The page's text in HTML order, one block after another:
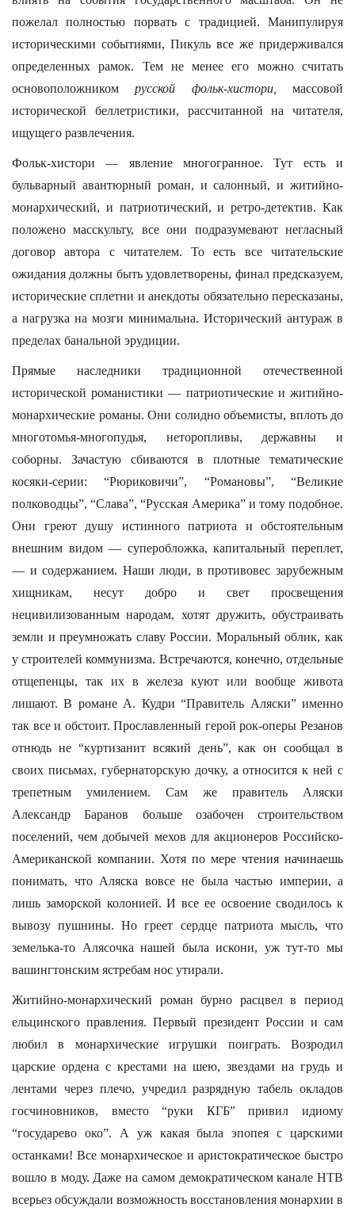
пожелал полностью порвать с традицией. Манипулируя
историческими событиями, Пикуль все же придерживался
определенных рамок. Тем не менее его можно считать
основоположникомрусской фольк-хистори,
массовой
исторической беллетристики, рассчитанной на читателя,
ищущего развлечения.
Фольк-хистори — явление многогранное. Тут есть и
бульварный авантюрный роман, и салонный, и житийно-
монархический, и патриотический, и ретро-детектив. Как
положено масскульту, все они подразумевают негласный
договор автора с читателем. То есть все читательские
ожидания должны быть удовлетворены, финал предсказуем,
исторические сплетни и анекдоты обязательно пересказаны,
а нагрузка на мозги минимальна. Исторический антураж в
пределах банальной эрудиции.
Прямые наследники традиционной отечественной
исторической романистики — патриотические и житийно-
монархические романы. Они солидно объемисты, вплоть до
многотомья-многопудья, неторопливы, державны и
соборны. Зачастую сбиваются в плотные тематические
косяки-серии: “Рюриковичи”, “Романовы”, “Великие
полководцы”, “Слава”, “Русская Америка” и тому подобное.
Они греют душу истинного патриота и обстоятельным
внешним видом — суперобложка, капитальный переплет,
— и содержанием. Наши люди, в противовес зарубежным
хищникам, несут добро и свет просвещения
нецивилизованным народам, хотят дружить, обустраивать
земли и преумножать славу России. Моральный облик, как
у строителей коммунизма. Встречаются, конечно, отдельные
отщепенцы, так их в железа куют или вообще живота
лишают. В романе А. Кудри “Правитель Аляски” именно
так все и обстоит. Прославленный герой рок-оперы Резанов
отнюдь не “куртизанит всякий день”, как он сообщал в
своих письмах, губернаторскую дочку, а относится к ней с
трепетным умилением. Сам же правитель Аляски
Александр Баранов больше озабочен строительством
поселений, чем добычей мехов для акционеров Российско-
Американской компании. Хотя по мере чтения начинаешь
понимать, что Аляска вовсе не была частью империи, а
лишь заморской колонией. И все ее освоение сводилось к
вывозу пушнины. Но греет сердце патриота мысль, что
земелька-то Алясочка нашей была искони, уж тут-то мы
вашингтонским ястребам нос утирали.
Житийно-монархический роман бурно расцвел в период
ельцинского правления. Первый президент России и сам
любил в монархические игрушки поиграть. Возродил
царские ордена с крестами на шею, звездами на грудь и
лентами через плечо, учредил разрядную табель окладов
госчиновников, вместо “руки КГБ” привил идиому
“государево око”. А уж какая была эпопея с царскими
останками! Все монархическое и аристократическое быстро
вошло в моду. Даже на самом демократическом канале НТВ
всерьез обсуждали возможность восстановления монархии в